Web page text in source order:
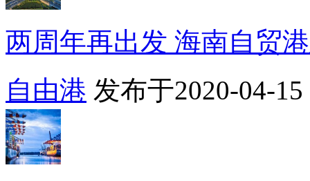
两周年再出发 海南自贸
自由港 发布于2020-04-15